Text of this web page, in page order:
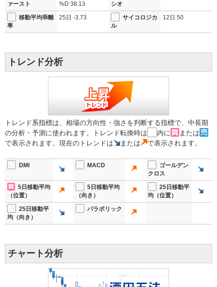
ァースト %D 38.13
シオ
移動平均乖離
率
25日 -3.73
サイコロジカ
ル
12日 50
トレンド分析
トレンド系指標は、相場の方向性・強さを判断する指標で、中長期
の分析・予測に使われます。トレンド転換時は
内に
または
で表示されます。現在のトレンドは
または で表示されます。
DMI MACD
ゴールデン
クロス
5日移動平均
（位置）
5日移動平均
（向き）
25日移動平
均（位置）
25日移動平
均（向き）
パラボリック
チャート分析